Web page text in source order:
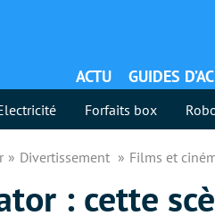
ACTU GUIDES
Forfaits box
Divertissement Films et
: cette